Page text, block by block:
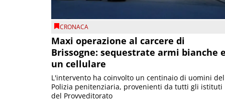
CRONACA
Maxi operazione al carcere di
Brissogne: sequestrate armi bianche
un cellulare
L'intervento ha coinvolto un centinaio di uomini
Polizia penitenziaria, provenienti da tutti gli istituti
del Provveditorato